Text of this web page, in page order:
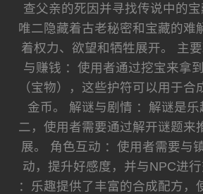
查父亲的死因并寻找传说中的
唯二隐藏着古老秘密和宝藏的难
着权力、欲望和牺牲展开。 主
与赚钱 ：使用者通过挖宝来拿
（宝物），这些护符可以用于合
金币。 解谜与剧情 ：解谜是乐
二，使用者需要通过解开谜题来
展。 角色互动 ：使用者需要与
动，提升好感度，并与NPC进
：乐趣提供了丰富的合成配方，